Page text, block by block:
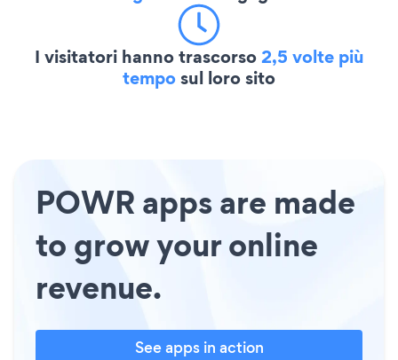
I visitatori hanno trascorso2,5 volte più
temposul loro sito
POWR apps are made
to grow your online
revenue.
See apps in action